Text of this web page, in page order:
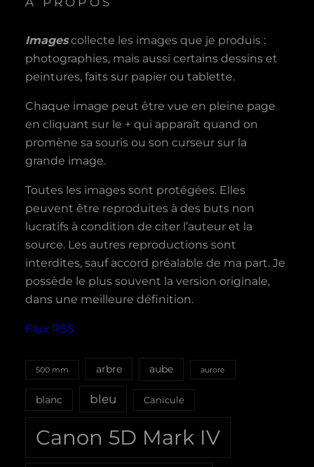
Imagescollecte les images que je produis :
photographies, mais aussi certains dessins et
peintures, faits sur papier ou tablette.
Chaque image peut être vue en pleine page
en cliquant sur le + qui apparaît quand on
promène sa souris ou son curseur sur la
grande image.
Toutes les images sont protégées. Elles
peuvent être reproduites à des buts non
lucratifs à condition de citer l’auteur et la
source. Les autres reproductions sont
interdites, sauf accord préalable de ma part. Je
possède le plus souvent la version originale,
dans une meilleure définition.
Flux RSS
500 mm arbre aube aurore
blanc bleu Canicule
Canon 5D Mark IV